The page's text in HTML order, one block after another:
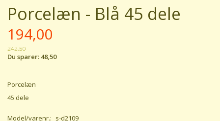
Porcelæn - Blå 45 dele
194,00
242,50
Du sparer: 48,50
Porcelæn
45 dele
Model/varenr.: s-d2109